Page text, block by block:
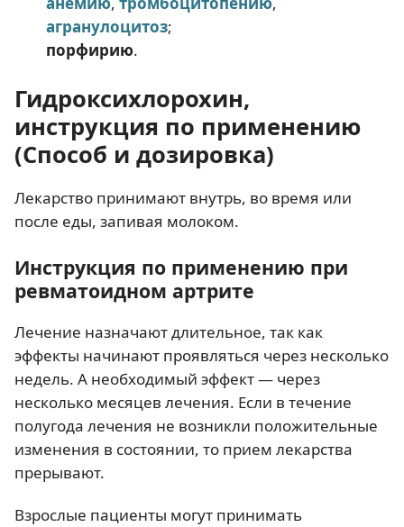
агранулоцитоз;
порфирию.
Гидроксихлорохин,
инструкция по применению
(Способ и дозировка)
Лекарство принимают внутрь, во время или
после еды, запивая молоком.
Инструкция по применению при
ревматоидном артрите
Лечение назначают длительное, так как
эффекты начинают проявляться через несколько
недель. А необходимый эффект — через
несколько месяцев лечения. Если в течение
полугода лечения не возникли положительные
изменения в состоянии, то прием лекарства
прерывают.
Взрослые пациенты могут принимать